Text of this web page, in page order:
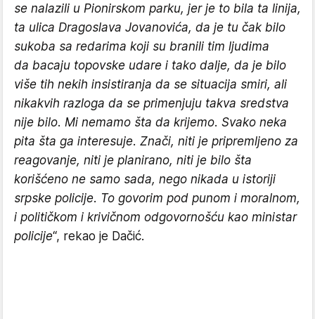
se nalazili u Pionirskom parku, jer je to bila ta linija,
ta ulica Dragoslava Jovanovića, da je tu čak bilo
sukoba sa redarima koji su branili tim ljudima
da bacaju topovske udare i tako dalje, da je bilo
više tih nekih insistiranja da se situacija smiri, ali
nikakvih razloga da se primenjuju takva sredstva
nije bilo. Mi nemamo šta da krijemo. Svako neka
pita šta ga interesuje. Znači, niti je pripremljeno za
reagovanje, niti je planirano, niti je bilo šta
korišćeno ne samo sada, nego nikada u istoriji
srpske policije. To govorim pod punom i moralnom,
i političkom i krivičnom odgovornošću kao ministar
policije“, rekao je Dačić.